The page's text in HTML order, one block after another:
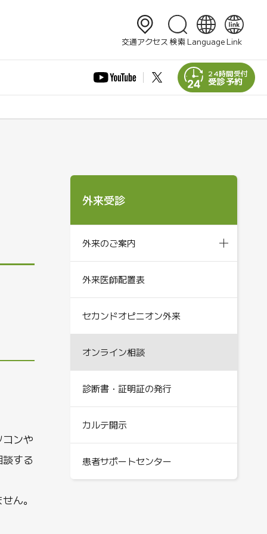
交通アクセス 検索 Language
日本語
English
简体中文
繁體中文
Link
24時間受付
受診予約
ンや
する
ん。
外来受診
外来のご案内
外来医師配置表
セカンドオピニオン外来
オンライン相談
診断書・証明証の発行
カルテ開示
患者サポートセンター